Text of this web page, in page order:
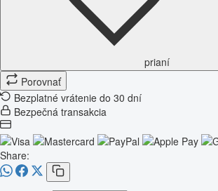
prianí
Porovnať
Bezplatné vrátenie do 30 dní
Bezpečná transakcia
Share: